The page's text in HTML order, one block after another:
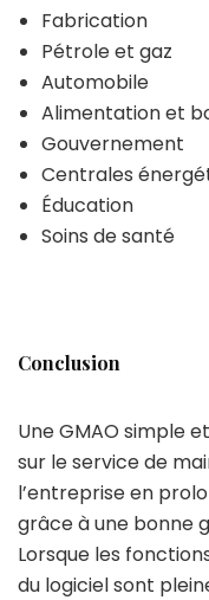
Fabrication
Pétrole et gaz
Automobile
Alimentation et
Gouvernement
Centrales
Éducation
Soins de santé
Conclusion
Une GMAO simple
sur le service de
l’entreprise en
grâce à une bonne
Lorsque les
du logiciel sont